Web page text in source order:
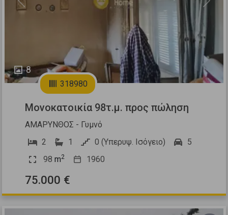
8
Previous Next
318980
Μονοκατοικία 98τ.μ. προς πώληση
ΑΜΑΡΥΝΘΟΣ - Γυμνό
2
1 0 (Υπερυψ. Ισόγειο)
5
98 m2 1960
75.000 €